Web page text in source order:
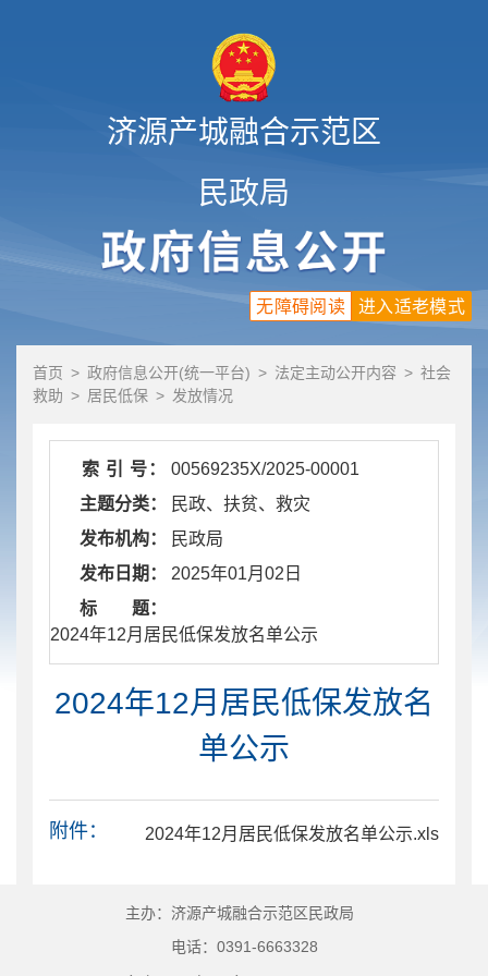
济源产城融合示范区
民政局
进入适老模式
无障碍阅读
首页 > 政府信息公开(统一平台) > 法定主动公开内容 > 社会
救助 > 居民低保 > 发放情况
索 引 号：
00569235X/2025-00001
主题分类：
民政、扶贫、救灾
发布机构：
民政局
发布日期：
2025年01月02日
标 题：
​ 2024年12月居民低保发放名单公示
2024年12月居民低保发放名
单公示
附件： 2024年12月居民低保发放名单公示.xls
主办：济源产城融合示范区民政局
电话：0391-6663328